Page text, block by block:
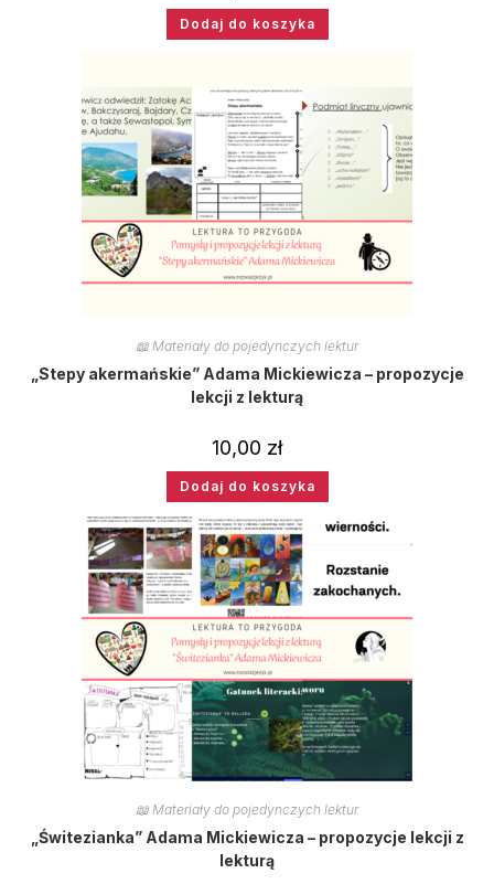
Dodaj do koszyka
📖 Materiały do pojedynczych lektur
„Stepy akermańskie” Adama Mickiewicza – propozycje
lekcji z lekturą
10,00 zł
Dodaj do koszyka
📖 Materiały do pojedynczych lektur
„Świtezianka” Adama Mickiewicza – propozycje lekcji z
lekturą